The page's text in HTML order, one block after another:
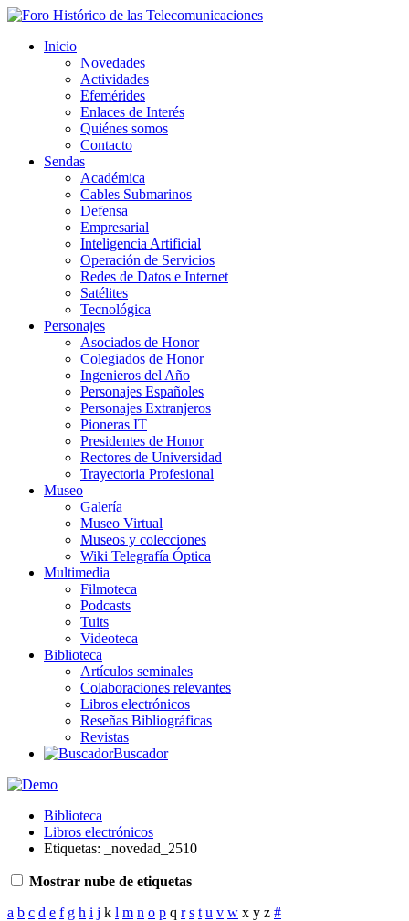
Inicio
Novedades
Actividades
Efemérides
Enlaces de Interés
Quiénes somos
Contacto
Sendas
Académica
Cables Submarinos
Defensa
Empresarial
Inteligencia Artificial
Operación de Servicios
Redes de Datos e Internet
Satélites
Tecnológica
Personajes
Asociados de Honor
Colegiados de Honor
Ingenieros del Año
Personajes Españoles
Personajes Extranjeros
Pioneras IT
Presidentes de Honor
Rectores de Universidad
Trayectoria Profesional
Museo
Galería
Museo Virtual
Museos y colecciones
Wiki Telegrafía Óptica
Multimedia
Filmoteca
Podcasts
Tuits
Videoteca
Biblioteca
Artículos seminales
Colaboraciones relevantes
Libros electrónicos
Reseñas Bibliográficas
Revistas
Buscador
Biblioteca
Libros electrónicos
Etiquetas: _novedad_2510
Mostrar nube de etiquetas
a b c d e f g h i j k l m n o p q r s t u v w x y z #